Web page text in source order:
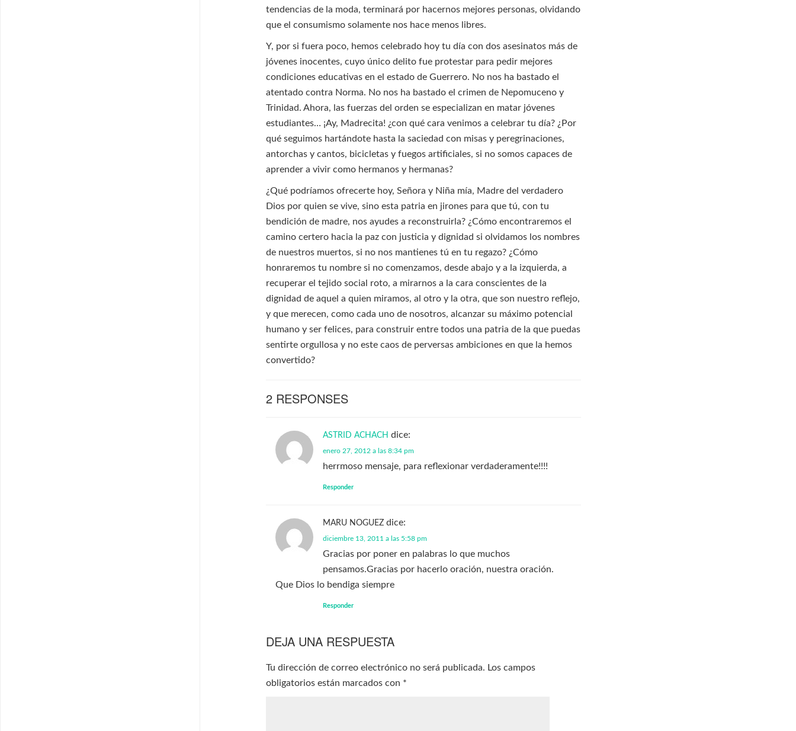
tendencias de la moda, terminará por hacernos mejores personas, olvidando
que el consumismo solamente nos hace menos libres.
Y, por si fuera poco, hemos celebrado hoy tu día con dos asesinatos más de
jóvenes inocentes, cuyo único delito fue protestar para pedir mejores
condiciones educativas en el estado de Guerrero. No nos ha bastado el
atentado contra Norma. No nos ha bastado el crimen de Nepomuceno y
Trinidad. Ahora, las fuerzas del orden se especializan en matar jóvenes
estudiantes… ¡Ay, Madrecita! ¿con qué cara venimos a celebrar tu día? ¿Por
qué seguimos hartándote hasta la saciedad con misas y peregrinaciones,
antorchas y cantos, bicicletas y fuegos artificiales, si no somos capaces de
aprender a vivir como hermanos y hermanas?
¿Qué podríamos ofrecerte hoy, Señora y Niña mía, Madre del verdadero
Dios por quien se vive, sino esta patria en jirones para que tú, con tu
bendición de madre, nos ayudes a reconstruirla? ¿Cómo encontraremos el
camino certero hacia la paz con justicia y dignidad si olvidamos los nombres
de nuestros muertos, si no nos mantienes tú en tu regazo? ¿Cómo
honraremos tu nombre si no comenzamos, desde abajo y a la izquierda, a
recuperar el tejido social roto, a mirarnos a la cara conscientes de la
dignidad de aquel a quien miramos, al otro y la otra, que son nuestro reflejo,
y que merecen, como cada uno de nosotros, alcanzar su máximo potencial
humano y ser felices, para construir entre todos una patria de la que puedas
sentirte orgullosa y no este caos de perversas ambiciones en que la hemos
convertido?
2 RESPONSES
ASTRID ACHACH dice:
enero 27, 2012 a las 8:34 pm
herrmoso mensaje, para reflexionar verdaderamente!!!!
Responder
MARU NOGUEZ dice:
diciembre 13, 2011 a las 5:58 pm
Gracias por poner en palabras lo que muchos
pensamos.Gracias por hacerlo oración, nuestra oración.
Que Dios lo bendiga siempre
Responder
DEJA UNA RESPUESTA
Tu dirección de correo electrónico no será publicada. Los campos
obligatorios están marcados con *